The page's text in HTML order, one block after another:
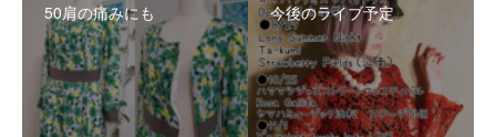
50肩の痛みにも 今後のライブ予定